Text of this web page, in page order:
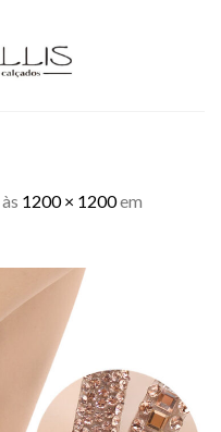
às 1200 × 1200em